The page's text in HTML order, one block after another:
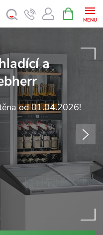
NÁKUPNÍ
KOŠÍK
a
od 01.04.2026!